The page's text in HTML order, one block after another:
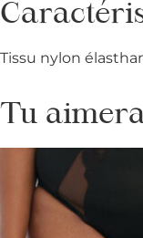
Tissu nylon
Tu